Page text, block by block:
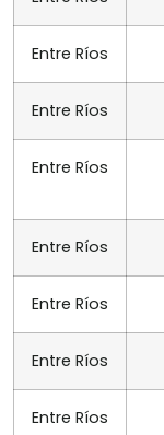
Entre Ríos
Entre Ríos
Entre Ríos
Entre Ríos
Entre Ríos
Entre Ríos
Entre Ríos